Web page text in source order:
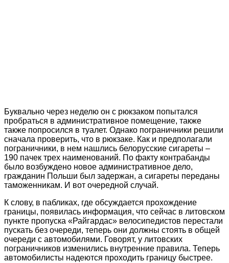
Буквально через неделю он с рюкзаком попытался
пробраться в административное помещение, также
также попросился в туалет. Однако пограничники решили
сначала проверить, что в рюкзаке. Как и предполагали
пограничники, в нем нашлись белорусские сигареты –
190 пачек трех наименований. По факту контрабанды
было возбуждено новое административное дело,
гражданин Польши был задержан, а сигареты переданы
таможенникам. И вот очередной случай.
К слову, в пабликах, где обсуждается прохождение
границы, появилась информация, что сейчас в литовском
пункте пропуска «Райгардас» велосипедистов перестали
пускать без очереди, теперь они должны стоять в общей
очереди с автомобилями. Говорят, у литовских
пограничников изменились внутренние правила. Теперь
автомобилисты надеются проходить границу быстрее.